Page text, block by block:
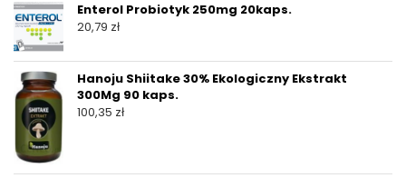
Enterol Probiotyk 250mg 20kaps.
20,79 zł
Hanoju Shiitake 30% Ekologiczny Ekstrakt
300Mg 90 kaps.
100,35 zł